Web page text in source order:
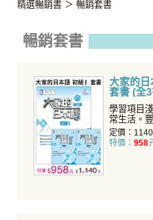
精選暢銷書 ＞ 暢銷套書
暢銷套書
大家的
套書 (全
學習項目
常生活。
面提升您
定價：
特價： 958